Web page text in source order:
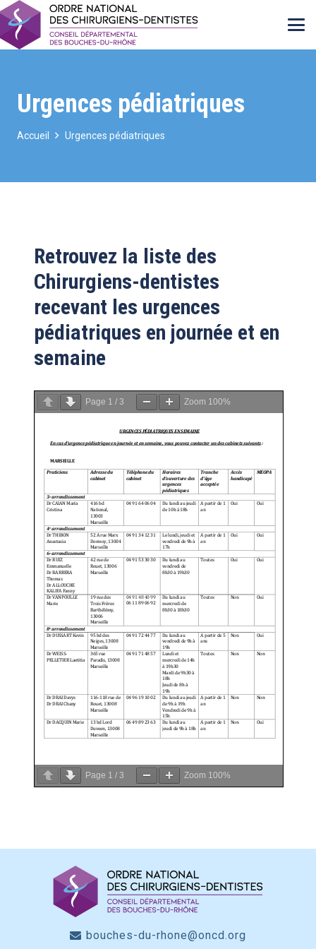
Urgences pédiatriques
Accueil Urgences pédiatriques
Retrouvez la liste des
Chirurgiens-dentistes
recevant les urgences
pédiatriques en journée et en
semaine
Page 1 / 3 Zoom 100%
Page 1 / 3 Zoom 100%
bouches-du-rhone@oncd.org